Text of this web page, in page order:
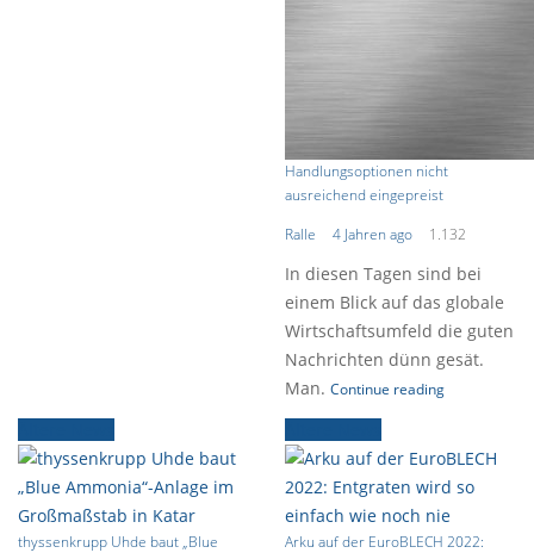
Handlungsoptionen nicht
ausreichend eingepreist
Ralle
4 Jahren ago 1.132
In diesen Tagen sind bei
einem Blick auf das globale
Wirtschaftsumfeld die guten
Nachrichten dünn gesät.
Man. Continue reading
thyssenkrupp Uhde baut „Blue
Arku auf der EuroBLECH 2022: